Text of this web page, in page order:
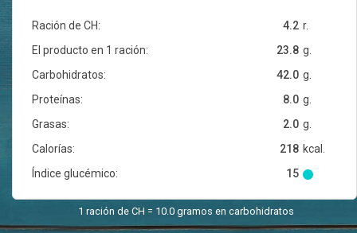
Ración de CH: r.
4.2
El producto en 1 ración:
g.
23.8
Carbohidratos:
g.
42.0
Proteínas:
g.
8.0
Grasas:
g.
2.0
Calorías:
kcal.
218
Índice glucémico:
15
1 ración de CH = 10.0 gramos en carbohidratos